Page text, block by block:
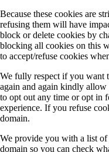
Because these cookies are
refusing them will have
block or delete cookies by
blocking all cookies on this
to accept/refuse cookies
We fully respect if you want
again and again kindly allow
to opt out any time or opt in
experience. If you refuse
domain.
We provide you with a list
domain so you can check